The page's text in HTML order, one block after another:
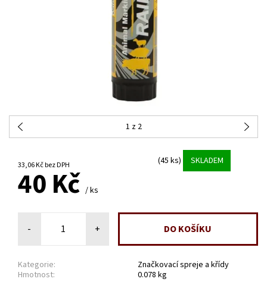
1 z 2
33,06 Kč bez DPH (45 ks) SKLADEM
40 Kč / ks
- +
Kategorie:
Značkovací spreje a křídy
Hmotnost:
0.078 kg